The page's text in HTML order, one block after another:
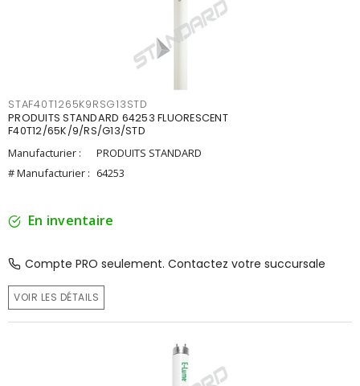
STAF40T1265K9RSG13STD
PRODUITS STANDARD 64253 FLUORESCENT
F40T12/65K/9/RS/G13/STD
Manufacturier :
PRODUITS STANDARD
# Manufacturier : 64253
En inventaire
Compte PRO seulement. Contactez votre succursale
VOIR LES DÉTAILS